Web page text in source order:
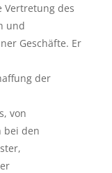
Vertretung des
und
Geschäfte. Er
der
von
bei den